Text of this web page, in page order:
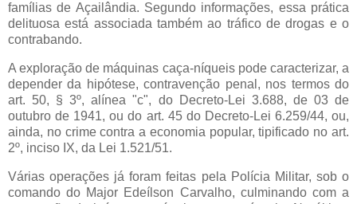
famílias de Açailândia. Segundo informações, essa prática
delituosa está associada também ao tráfico de drogas e o
contrabando.
A exploração de máquinas caça-níqueis pode caracterizar, a
depender da hipótese, contravenção penal, nos termos do
art. 50, § 3º, alínea "c", do Decreto-Lei 3.688, de 03 de
outubro de 1941, ou do art. 45 do Decreto-Lei 6.259/44, ou,
ainda, no crime contra a economia popular, tipificado no art.
2º, inciso IX, da Lei 1.521/51.
Várias operações já foram feitas pela Polícia Militar, sob o
comando do Major Edeílson Carvalho, culminando com a